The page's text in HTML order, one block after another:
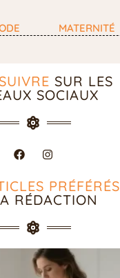
MATERNITÉ
SUR LES
SOCIAUX
PRÉFÉRÉS
RÉDACTION